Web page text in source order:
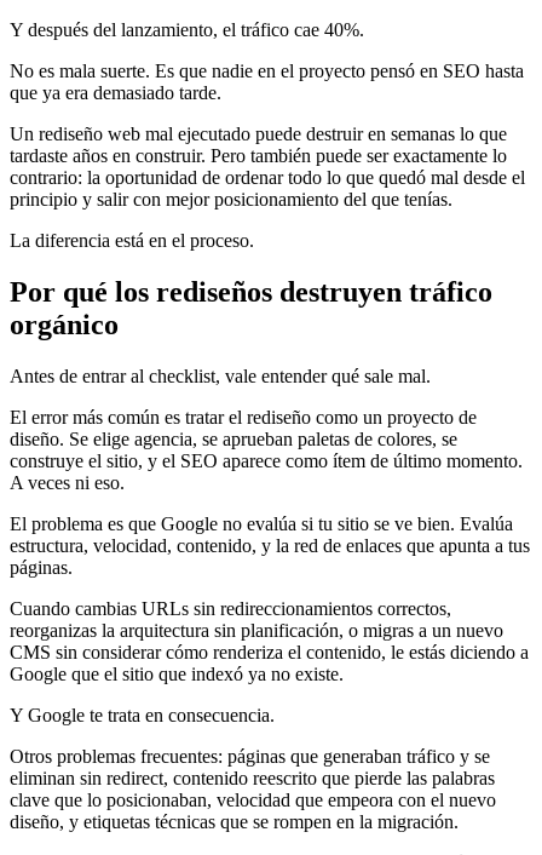
Y después del lanzamiento, el tráfico cae 40%.
No es mala suerte. Es que nadie en el proyecto pensó en SEO hasta
que ya era demasiado tarde.
Un rediseño web mal ejecutado puede destruir en semanas lo que
tardaste años en construir. Pero también puede ser exactamente lo
contrario: la oportunidad de ordenar todo lo que quedó mal desde el
principio y salir con mejor posicionamiento del que tenías.
La diferencia está en el proceso.
Por qué los rediseños destruyen tráfico
orgánico
Antes de entrar al checklist, vale entender qué sale mal.
El error más común es tratar el rediseño como un proyecto de
diseño. Se elige agencia, se aprueban paletas de colores, se
construye el sitio, y el SEO aparece como ítem de último momento.
A veces ni eso.
El problema es que Google no evalúa si tu sitio se ve bien. Evalúa
estructura, velocidad, contenido, y la red de enlaces que apunta a tus
páginas.
Cuando cambias URLs sin redireccionamientos correctos,
reorganizas la arquitectura sin planificación, o migras a un nuevo
CMS sin considerar cómo renderiza el contenido, le estás diciendo a
Google que el sitio que indexó ya no existe.
Y Google te trata en consecuencia.
Otros problemas frecuentes: páginas que generaban tráfico y se
eliminan sin redirect, contenido reescrito que pierde las palabras
clave que lo posicionaban, velocidad que empeora con el nuevo
diseño, y etiquetas técnicas que se rompen en la migración.